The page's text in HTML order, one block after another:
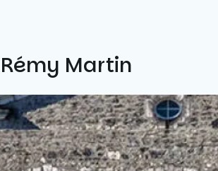
Martin